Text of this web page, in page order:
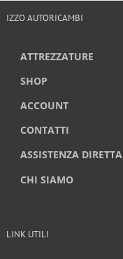
IZZO AUTORICAMBI
ATTREZZATURE
SHOP
ACCOUNT
CONTATTI
ASSISTENZA DIRETTA
CHI SIAMO
LINK UTILI